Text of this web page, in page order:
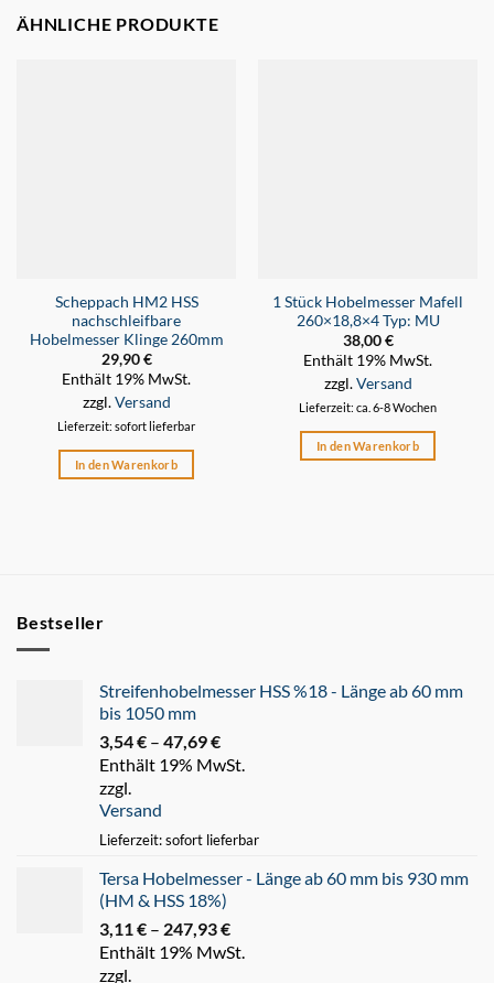
ÄHNLICHE PRODUKTE
Scheppach HM2 HSS
nachschleifbare
Hobelmesser Klinge 260mm
29,90€
Enthält 19% MwSt.
zzgl.Versand
Lieferzeit: sofort lieferbar
In den Warenkorb
1 Stück Hobelmesser Mafell
260×18,8×4 Typ: MU
38,00€
Enthält 19% MwSt.
zzgl.Versand
Lieferzeit: ca. 6-8 Wochen
In den Warenkorb
Bestseller
Streifenhobelmesser HSS %18 - Länge ab 60 mm
bis 1050 mm
3,54€ – 47,69€
3,54 €
Enthält 19% MwSt.
zzgl.
Versand
Lieferzeit: sofort lieferbar
Tersa Hobelmesser - Länge ab 60 mm bis 930 mm
(HM & HSS 18%)
3,11 € – 247,93€
3,11 €
Enthält 19% MwSt.
zzgl.